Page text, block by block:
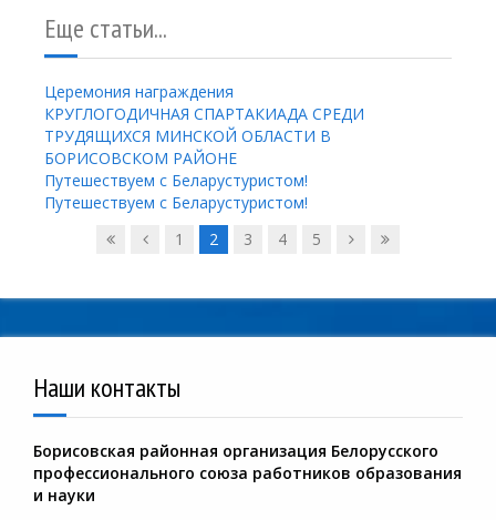
Еще статьи...
Церемония награждения
КРУГЛОГОДИЧНАЯ СПАРТАКИАДА СРЕДИ
ТРУДЯЩИХСЯ МИНСКОЙ ОБЛАСТИ В
БОРИСОВСКОМ РАЙОНЕ
Путешествуем с Беларустуристом!
Путешествуем с Беларустуристом!
1
2 3 4 5
Наши контакты
Борисовская районная организация Белорусского
профессионального союза работников образования
и науки